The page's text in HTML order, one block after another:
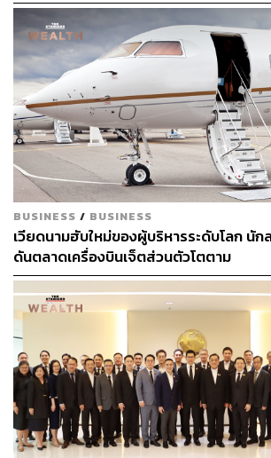
มองกำไรโตกระโดดหลังได้ไลเซนส์ซื้
ฝ่ายวิจัย บล.ฟินันเซีย ไซรัส ระบุว่า จากค
ขยายการลงทุนสู่ธุรกิจอื่นเพื่อสร้างการเติ
พิมพ์ที่อิ่มตัว ล่าสุด TH ล่าสุด บริษัทย่อย คื
อนุญาตในการประกอบธุรกิจ AMC จาก ธ
เปลี่ยนที่จะทำให้บริษัทกลับมาเติบโตในอัต
โดย THAM ได้ซื้อหนี้จากพันธมิตรกว่า
ช่วงปลายปี 2563 และเริ่มมีรายได้และกำไ
ในไตรมาส 4/64 และต้นปี 2565 บริษัทได้ซื้
ล้านบาท และตั้งเป้าซื้อหนี้เพิ่มปีละ 6,000
คุณภาพดี มูลหนี้เฉลี่ยต่อหัวต่ำกว่า
สามารถปรับโครงสร้างได้ง่าย อายุค้างช
ประมาณ 2 ปี และปี 2565 นี้เป็นปีแรกที่รับ
ของ THAM เต็มปี
ฝ่ายวิจัยคาดว่า THAM จะผลักดันให้กำไร
ก้าวกระโดดราว 235.4% และเติบโตต่อ
เฉลี่ย 36.6% CAGR ในช่วงปี 2565-2567
BUSINESS / BUSINESS
เวียดนามฮับใหม่ของผู้บริหารระดับโลก นัก
ดันตลาดเครื่องบินเจ็ตส่วนตัวโตตาม